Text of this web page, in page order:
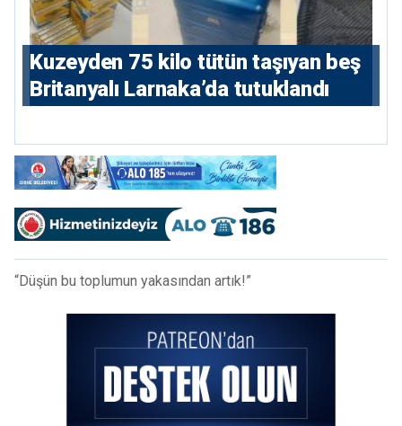
Kuzeyden 75 kilo tütün taşıyan beş
Britanyalı Larnaka’da tutuklandı
“Düşün bu toplumun yakasından artık!”